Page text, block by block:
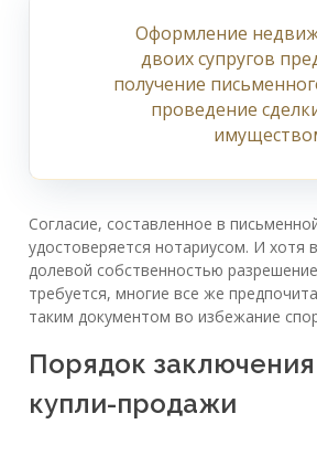
Оформление
двоих супругов
получение
проведение
Согласие, составленное в
удостоверяется нотариусом. И хотя
долевой собственностью разрешение
требуется, многие все же
таким документом во избежание
Порядок
купли-продажи